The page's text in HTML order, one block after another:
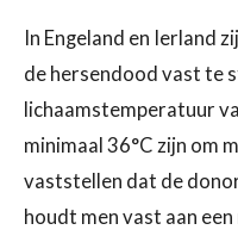
In Engeland en Ierland
de hersendood vast te
lichaamstemperatuur
minimaal 36°C zijn om
vaststellen dat de donor
houdt men vast aan